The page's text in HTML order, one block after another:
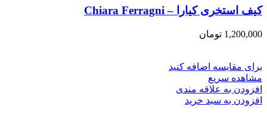
کیف استخری کیارا – Chiara Ferragni
1,200,000 تومان
برای مقایسه اضافه کنید
مشاهده سریع
افزودن به علاقه مندی
افزودن به سبد خرید